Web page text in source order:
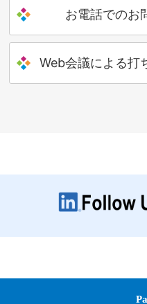
お電話でのお
Web会議による打